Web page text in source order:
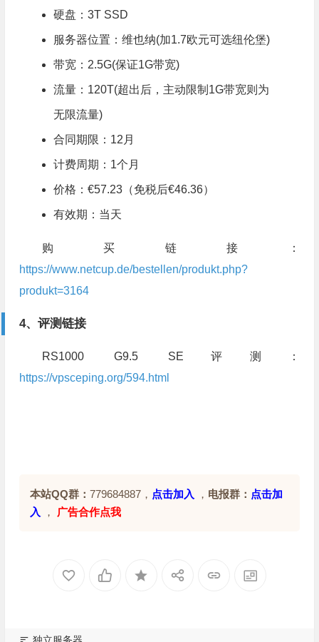
硬盘：3T SSD
服务器位置：维也纳(加1.7欧元可选纽伦堡)
带宽：2.5G(保证1G带宽)
流量：120T(超出后，主动限制1G带宽则为
无限流量)
合同期限：12月
计费周期：1个月
价格：€57.23（免税后€46.36）
有效期：当天
购买链接：
https://www.netcup.de/bestellen/produkt.php?
produkt=3164
4、评测链接
RS1000 G9.5 SE评测：
https://vpsceping.org/594.html
本站QQ群： 779684887， 点击加入 ， 电报群： 点击加
入
， 广告合作点我
独立服务器